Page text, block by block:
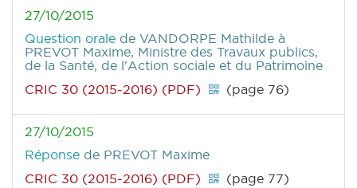
27/10/2015
Question orale de VANDORPE Mathilde à
PREVOT Maxime, Ministre des Travaux publics,
de la Santé, de l'Action sociale et du Patrimoine
CRIC 30 (2015-2016) (PDF)
(page 76)
27/10/2015
Réponse de PREVOT Maxime
CRIC 30 (2015-2016) (PDF)
(page 77)